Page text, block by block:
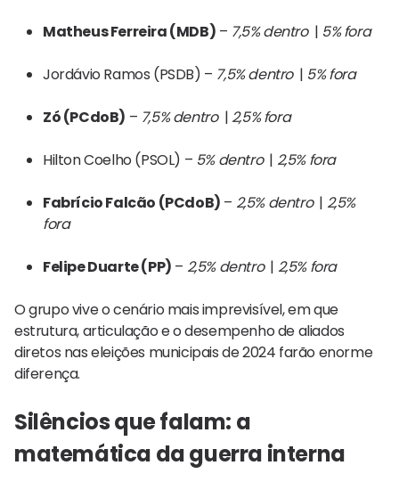
Matheus Ferreira (MDB) – 7,5% dentro| 5% fora
Jordávio Ramos (PSDB) – 7,5% dentro| 5% fora
Zó (PCdoB) – 7,5% dentro| 2,5% fora
Hilton Coelho (PSOL) – 5% dentro| 2,5% fora
Fabrício Falcão (PCdoB) – 2,5% dentro| 2,5%
fora
Felipe Duarte (PP) – 2,5% dentro| 2,5% fora
O grupo vive o cenário mais imprevisível, em que
estrutura, articulação e o desempenho de aliados
diretos nas eleições municipais de 2024 farão enorme
diferença.
Silêncios que falam: a
matemática da guerra interna